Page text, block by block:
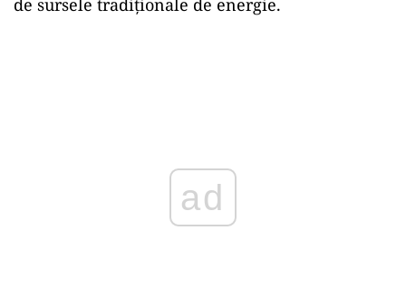
de sursele tradiționale de energie.
ad